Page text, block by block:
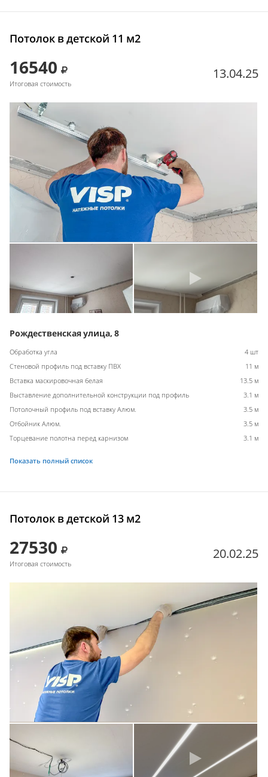
Потолок в детской 11 м2
16540
Итоговая стоимость
13.04.25
Рождественская улица, 8
Обработка угла
4 шт
Стеновой профиль под вставку ПВХ
11 м
Вставка маскировочная белая
13.5 м
Выставление дополнительной конструкции под профиль
3.1 м
Потолочный профиль под вставку Алюм.
3.5 м
Отбойник Алюм.
3.5 м
Торцевание полотна перед карнизом
3.1 м
Показать полный список
Потолок в детской 13 м2
27530
Итоговая стоимость
20.02.25